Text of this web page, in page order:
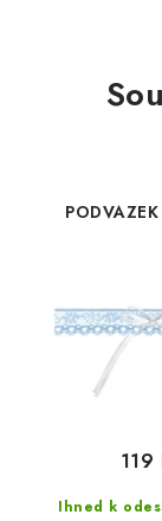
Ihned k
119